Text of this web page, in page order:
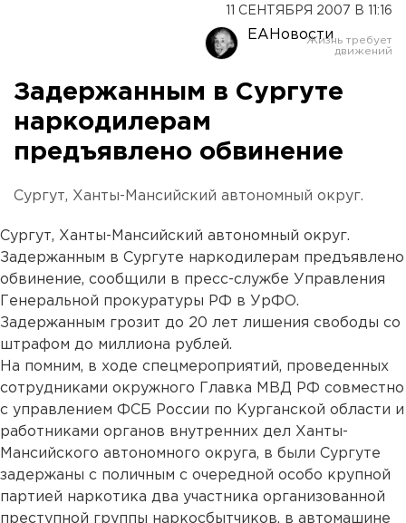
11 СЕНТЯБРЯ 2007 В 11:16
ЕАНовости
Задержанным в Сургуте
наркодилерам
предъявлено обвинение
Сургут, Ханты-Мансийский автономный округ.
Сургут, Ханты-Мансийский автономный округ.
Задержанным в Сургуте наркодилерам предъявлено
обвинение, сообщили в пресс-службе Управления
Генеральной прокуратуры РФ в УрФО.
Задержанным грозит до 20 лет лишения свободы со
штрафом до миллиона рублей.
На помним, в ходе спецмероприятий, проведенных
сотрудниками окружного Главка МВД РФ совместно
с управлением ФСБ России по Курганской области и
работниками органов внутренних дел Ханты-
Мансийского автономного округа, в были Сургуте
задержаны с поличным с очередной особо крупной
партией наркотика два участника организованной
преступной группы наркосбытчиков, в автомашине